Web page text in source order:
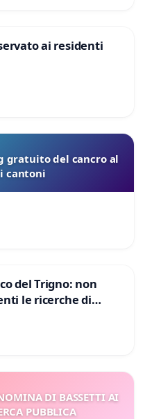
ai residenti
gratuito del cancro al
cantoni
del Trigno: non
le ricerche di
DI BASSETTI AI
PUBBLICA